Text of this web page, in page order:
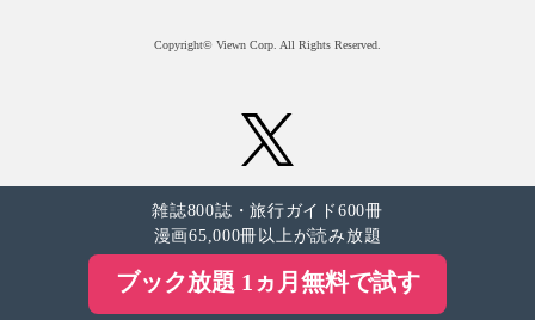
Copyright© Viewn Corp. All Rights Reserved.
雑誌800誌・旅行ガイド600冊
漫画65,000冊以上が読み放題
ブック放題 1ヵ月無料で試す